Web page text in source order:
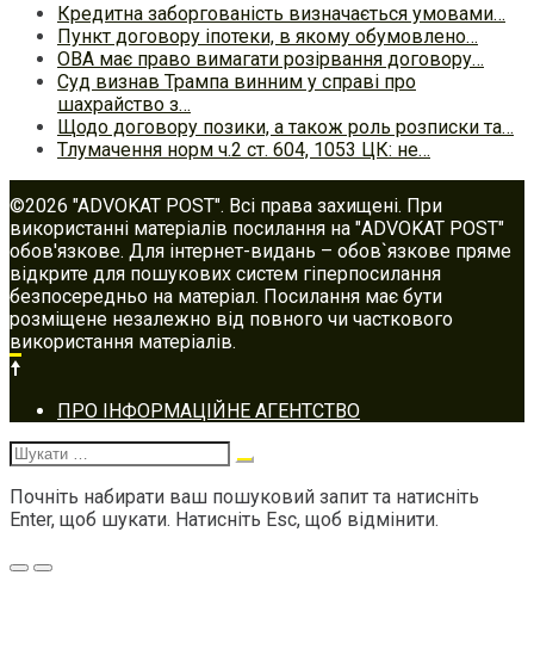
Кредитна заборгованість визначається умовами…
Пункт договору іпотеки, в якому обумовлено…
ОВА має право вимагати розірвання договору…
Суд визнав Трампа винним у справі про
шахрайство з…
Щодо договору позики, а також роль розписки та…
Тлумачення норм ч.2 ст. 604, 1053 ЦК: не…
©2026 "ADVOKAT POST". Всі права захищені. При
використанні матеріалів посилання на "ADVOKAT POST"
обов'язкове. Для інтернет-видань – обов`язкове пряме
відкрите для пошукових систем гіперпосилання
безпосередньо на матеріал. Посилання має бути
розміщене незалежно від повного чи часткового
використання матеріалів.
Footer
navigation
ПРО ІНФОРМАЦІЙНЕ АГЕНТСТВО
Шукати:
Почніть набирати ваш пошуковий запит та натисніть
Enter, щоб шукати. Натисніть Esc, щоб відмінити.
Меню